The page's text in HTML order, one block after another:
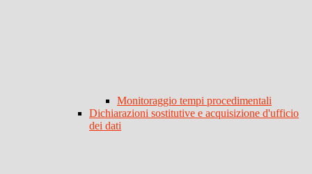
Monitoraggio tempi procedimentali
Dichiarazioni sostitutive e acquisizione d'ufficio
dei dati